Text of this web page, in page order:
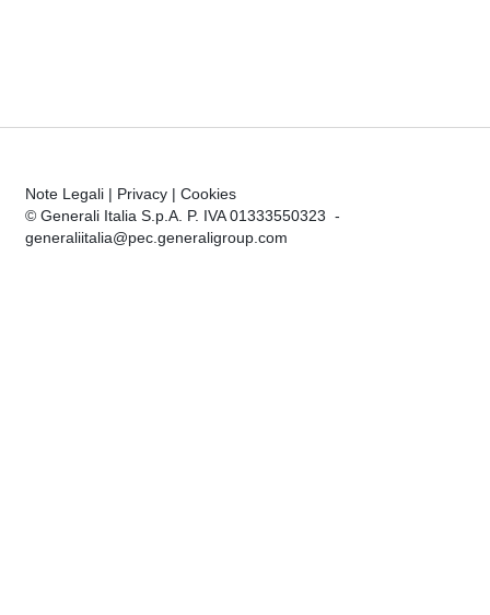
Note Legali | Privacy | Cookies
© Generali Italia S.p.A. P. IVA 01333550323 -
generaliitalia@pec.generaligroup.com